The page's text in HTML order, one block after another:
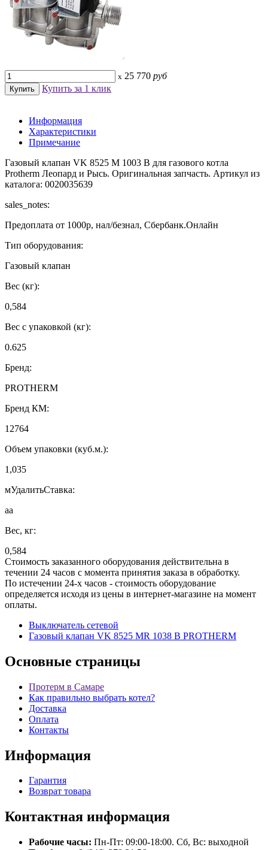
x 25 770 руб
Купить за 1 клик
Информация
Характеристики
Примечание
Газовый клапан VK 8525 M 1003 B для газового котла
Protherm Леопард и Рысь. Оригинальная запчасть. Артикул из
каталога: 0020035639
sales_notes:
Предоплата от 1000р, нал/безнал, Сбербанк.Онлайн
Тип оборудования:
Газовый клапан
Вес (кг):
0,584
Вес с упаковкой (кг):
0.625
Бренд:
PROTHERM
Бренд КМ:
12764
Объем упаковки (куб.м.):
1,035
мУдалитьСтавка:
аа
Вес, кг:
0,584
Стоимость заказанного оборудования действительна в
течении 24 часов с момента принятия заказа в обработку.
По истечении 24-х часов - стоимость оборудование
определяется исходя из цены в интернет-магазине на момент
оплаты.
Выключатель сетевой
Газовый клапан VK 8525 MR 1038 B PROTHERM
Основные страницы
Протерм в Самаре
Как правильно выбрать котел?
Доставка
Оплата
Контакты
Информация
Гарантия
Возврат товара
Контактная информация
Рабочие часы: Пн-Пт: 09:00-18:00. Сб, Вс: выходной